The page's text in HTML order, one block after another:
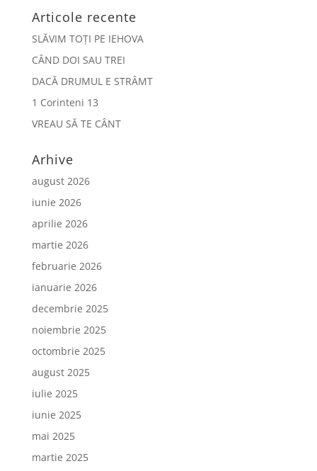
Articole recente
SLĂVIM TOȚI PE IEHOVA
CÂND DOI SAU TREI
DACĂ DRUMUL E STRÂMT
1 Corinteni 13
VREAU SĂ TE CÂNT
Arhive
august 2026
iunie 2026
aprilie 2026
martie 2026
februarie 2026
ianuarie 2026
decembrie 2025
noiembrie 2025
octombrie 2025
august 2025
iulie 2025
iunie 2025
mai 2025
martie 2025